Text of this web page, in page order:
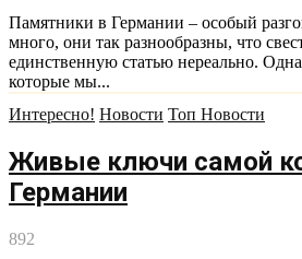
Памятники в Германии – особый
много, они так разнообразны, что
единственную статью нереально.
которые мы...
Интересно! Новости Топ Новости
Живые ключи самой
Германии
892